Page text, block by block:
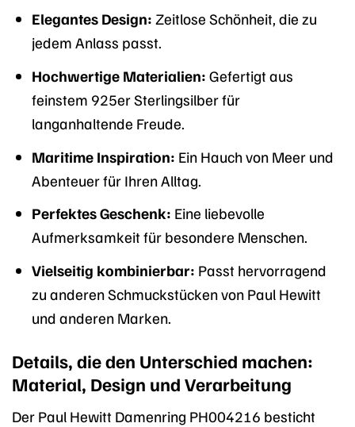
Elegantes Design: Zeitlose Schönheit, die zu
jedem Anlass passt.
Hochwertige Materialien: Gefertigt aus
feinstem 925er Sterlingsilber für
langanhaltende Freude.
Maritime Inspiration: Ein Hauch von Meer und
Abenteuer für Ihren Alltag.
Perfektes Geschenk: Eine liebevolle
Aufmerksamkeit für besondere Menschen.
Vielseitig kombinierbar: Passt hervorragend
zu anderen Schmuckstücken von Paul Hewitt
und anderen Marken.
Details, die den Unterschied machen:
Material, Design und Verarbeitung
Der Paul Hewitt Damenring PH004216 besticht